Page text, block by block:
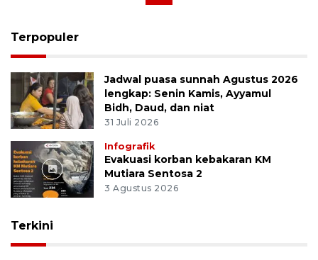
Terpopuler
Jadwal puasa sunnah Agustus 2026
lengkap: Senin Kamis, Ayyamul
Bidh, Daud, dan niat
31 Juli 2026
Infografik
Evakuasi korban kebakaran KM
Mutiara Sentosa 2
3 Agustus 2026
Terkini